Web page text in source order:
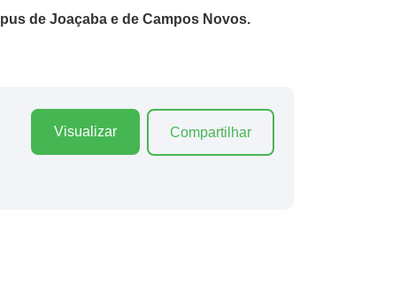
de Joaçaba e de Campos Novos.
Visualizar Compartilhar